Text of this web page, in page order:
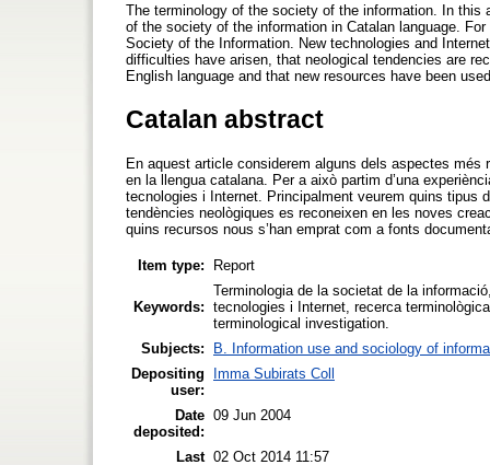
The terminology of the society of the information. In
of the society of the information in Catalan language.
Society of the Information. New technologies and
difficulties have arisen, that neological tendencies are
English language and that new resources have been
Catalan abstract
En aquest article considerem alguns dels aspectes
en la llengua catalana. Per a això partim d’una
tecnologies i Internet. Principalment veurem quins tipus
tendències neològiques es reconeixen en les noves
quins recursos nous s’han emprat com a fonts
Item type: Report
Keywords:
Terminologia de la societat de la
tecnologies i Internet, recerca
terminological investigation.
Subjects:
B. Information use and sociology of
Depositing
user:
Imma Subirats Coll
Date
deposited:
09 Jun 2004
Last 02 Oct 2014 11:57